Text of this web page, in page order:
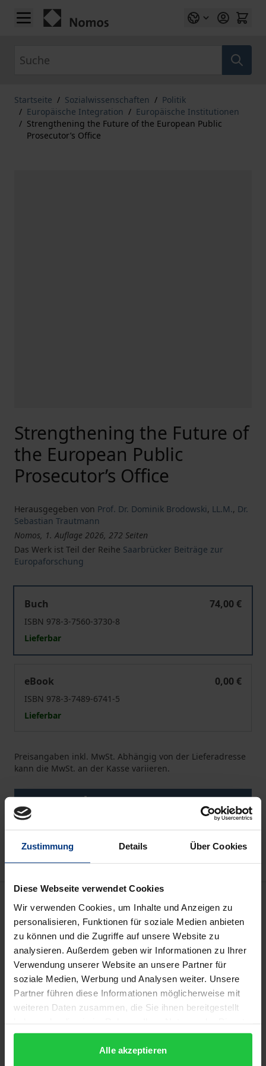
Zustimmung Details Über Cookies
Diese Webseite verwendet Cookies
Wir verwenden Cookies, um Inhalte und Anzeigen zu
personalisieren, Funktionen für soziale Medien anbieten
zu können und die Zugriffe auf unsere Website zu
analysieren. Außerdem geben wir Informationen zu Ihrer
Verwendung unserer Website an unsere Partner für
soziale Medien, Werbung und Analysen weiter. Unsere
Partner führen diese Informationen möglicherweise mit
weiteren Daten zusammen, die Sie ihnen bereitgestellt
gesammelt haben.
Alle akzeptieren
Zum Inhalt springen
Startseite / Sozialwissenschaften / Politik
/ Europäische Integration / Europäische Institutionen
/ Strengthening the Future of the European Public
Prosecutor’s Office
Strengthening the Future of
the European Public
Prosecutor’s Office
Herausgegeben von Prof. Dr. Dominik Brodowski, LL.M., Dr.
Sebastian Trautmann
Nomos, 1. Auflage 2026, 272 Seiten
Das Werk ist Teil der Reihe Saarbrücker Beiträge zur
Europaforschung
Buch
74,00 €
ISBN 978-3-7560-3730-8
Lieferbar
eBook
0,00 €
ISBN 978-3-7489-6741-5
Lieferbar
Preisangaben inkl. MwSt. Abhängig von der Lieferadresse
kann die MwSt. an der Kasse variieren.
Zur Wunschliste hinzufügen
Im Juni 2021 nahm die Europäische
Staatsanwaltschaft (EPPO) ihre Tätigkeit zur
Ermittlung und Verfolgung von Straftaten zum
Nachteil der finanziellen Interessen der
Europäischen Union auf. Auf der Grundlage erster
Überlegungen zur Funktionsweise der EPPO haben
sich mehrere Bereiche ergeben, in denen